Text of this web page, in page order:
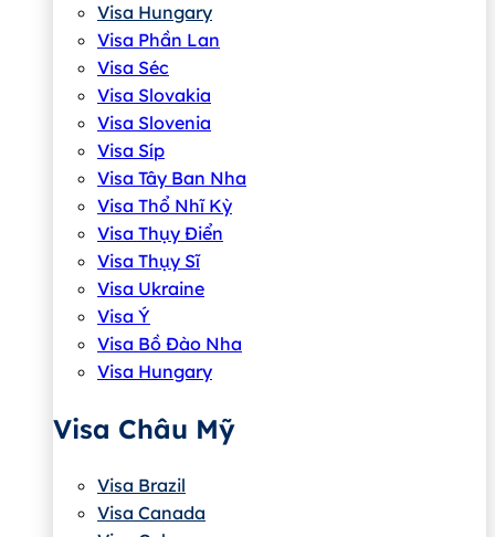
Visa Hungary
Visa Phần Lan
Visa Séc
Visa Slovakia
Visa Slovenia
Visa Síp
Visa Tây Ban Nha
Visa Thổ Nhĩ Kỳ
Visa Thụy Điển
Visa Thụy Sĩ
Visa Ukraine
Visa Ý
Visa Bồ Đào Nha
Visa Hungary
Visa Châu Mỹ
Visa Brazil
Visa Canada